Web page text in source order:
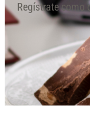
Regístrate como